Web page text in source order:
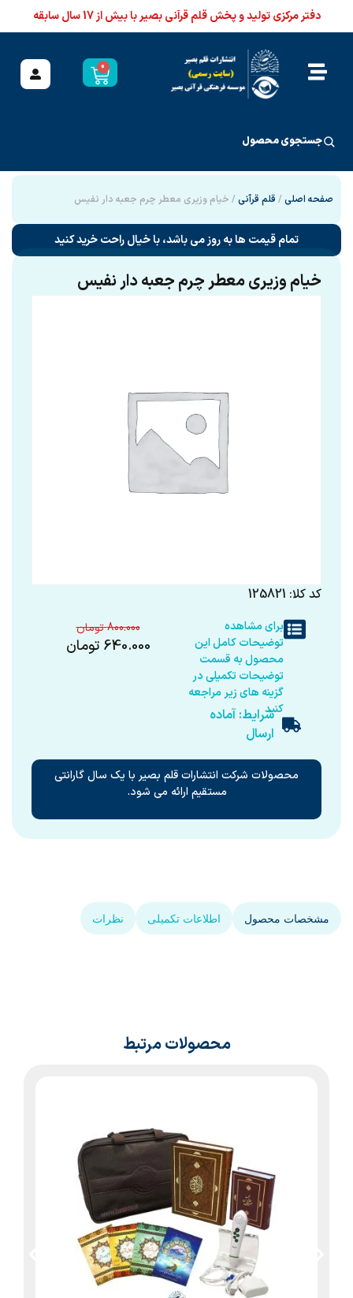
دفتر مرکزی تولید و پخش قلم قرآنی بصیر با بیش از 17 سال سابقه
0
جستجوی محصول
صفحه اصلی / قلم قرآنی / خیام وزیری معطر چرم جعبه دار نفیس
تمام قیمت ها به روز می باشد، با خیال راحت خرید کنید
خیام وزیری معطر چرم جعبه دار نفیس
کد کلا: 125821
برای مشاهده
توضیحات کامل این
محصول به قسمت
توضیحات تکمیلی در
گزینه های زیر مراجعه
کنیدشرایط: آماده
ارسال
800.000
640.000 تومان
محصولات شرکت انتشارات قلم بصیر با یک سال گارانتی
مستقیم ارائه می شود.
مشخصات محصول اطلاعات تکمیلی نظرات
محصولات مرتبط